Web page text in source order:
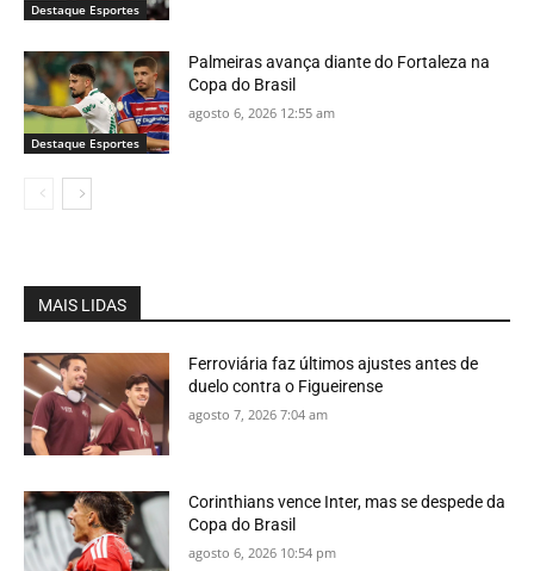
Destaque Esportes
Destaque Esportes
Palmeiras avança diante do Fortaleza na
Copa do Brasil
agosto 6, 2026 12:55 am
MAIS LIDAS
Ferroviária faz últimos ajustes antes de
duelo contra o Figueirense
agosto 7, 2026 7:04 am
Corinthians vence Inter, mas se despede da
Copa do Brasil
agosto 6, 2026 10:54 pm